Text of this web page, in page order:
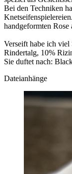
Bei den Techniken
handgeformten Rose
Verseift habe ich
Rindertalg, 10%
Sie duftet nach:
Dateianhänge